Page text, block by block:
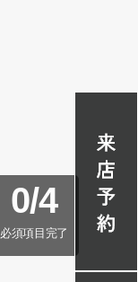
0/4
必須項目完了